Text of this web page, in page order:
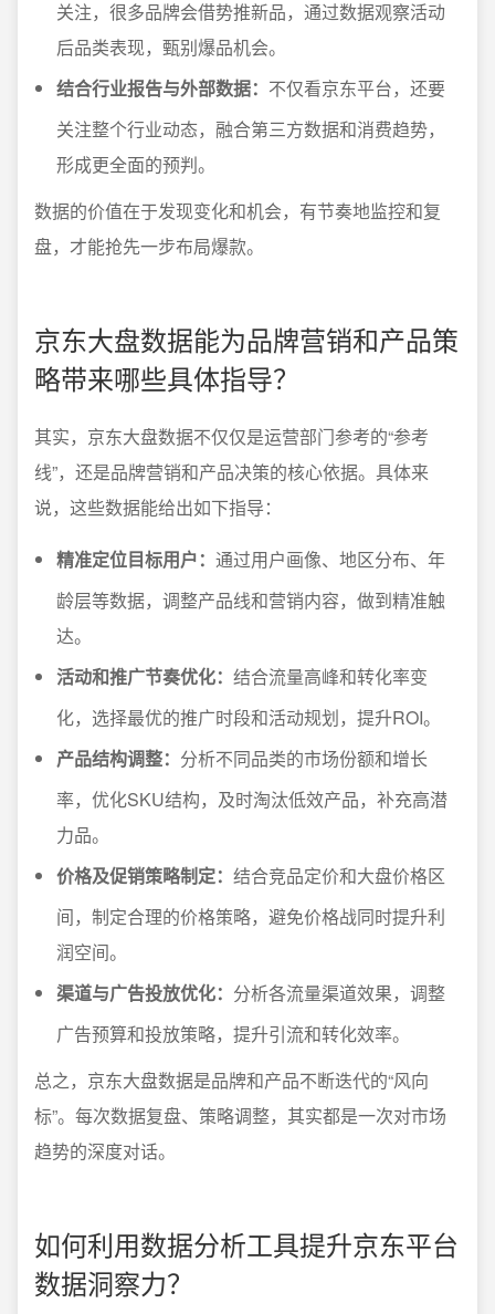
关注，很多品牌会借势推新品，通过数据观察活动
后品类表现，甄别爆品机会。
结合行业报告与外部数据： 不仅看京东平台，还要
关注整个行业动态，融合第三方数据和消费趋势，
形成更全面的预判。
数据的价值在于发现变化和机会，有节奏地监控和复
盘，才能抢先一步布局爆款。
京东大盘数据能为品牌营销和产品策
略带来哪些具体指导？
其实，京东大盘数据不仅仅是运营部门参考的“参考
线”，还是品牌营销和产品决策的核心依据。具体来
说，这些数据能给出如下指导：
精准定位目标用户： 通过用户画像、地区分布、年
龄层等数据，调整产品线和营销内容，做到精准触
达。
活动和推广节奏优化： 结合流量高峰和转化率变
化，选择最优的推广时段和活动规划，提升ROI。
产品结构调整： 分析不同品类的市场份额和增长
率，优化SKU结构，及时淘汰低效产品，补充高潜
力品。
价格及促销策略制定： 结合竞品定价和大盘价格区
间，制定合理的价格策略，避免价格战同时提升利
润空间。
渠道与广告投放优化： 分析各流量渠道效果，调整
广告预算和投放策略，提升引流和转化效率。
总之，京东大盘数据是品牌和产品不断迭代的“风向
标”。每次数据复盘、策略调整，其实都是一次对市场
趋势的深度对话。
如何利用数据分析工具提升京东平台
数据洞察力？